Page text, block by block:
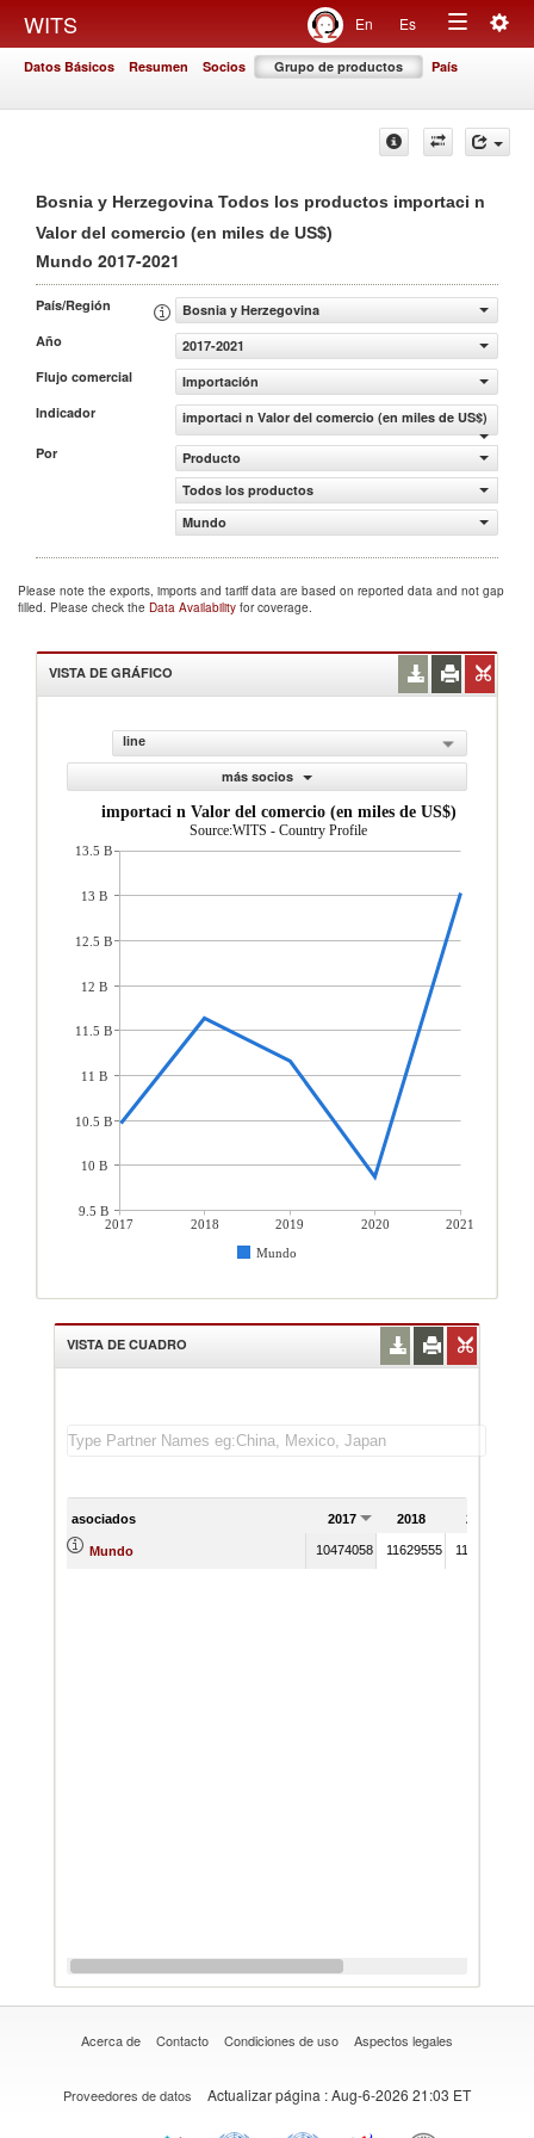
WITS En Es
Toggle
Datos Básicos Resumen Socios Grupo de productos País
Bosnia y Herzegovina Todos los productos importaci n
Valor del comercio (en miles de US$)
Mundo 2017-2021
País/Región
Bosnia y Herzegovina
Año
2017-2021
Flujo comercial
Importación
Indicador
importaci n Valor del comercio (en miles de US$)
Por
Producto
Todos los productos
Mundo
Please note the exports, imports and tariff data are based on reported data and not gap
filled. Please check the Data Availability for coverage.
VISTA DE GRÁFICO
line
más socios
importaci n Valor del comercio (en miles de US$)
Source:WITS - Country Profile
2017 2018 2019 2020
2021
Mundo
13.5 B
13 B
12.5 B
12 B
11.5 B
11 B
10.5 B
10 B
9.5 B
VISTA DE CUADRO
asociados 2017 2018 2019
Mundo 10474058 11629555 11159040
Acerca de Contacto Condiciones de uso Aspectos legales
Proveedores de datos Actualizar página : Aug-6-2026 21:03 ET